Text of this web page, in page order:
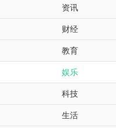
资讯
财经
教育
娱乐
科技
生活